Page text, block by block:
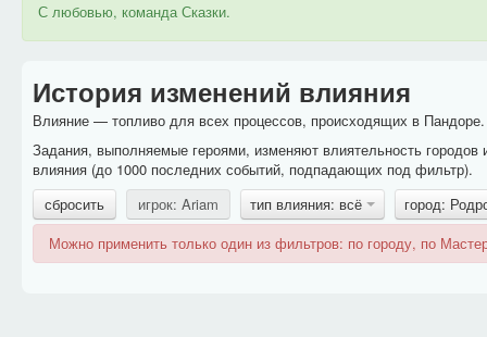
С любовью, команда Сказки.
История изменений влияния
Влияние — топливо для всех процессов, происходящих в
Задания, выполняемые героями, изменяют влиятельность
влияния (до 1000 последних событий, подпадающих под фильтр).
сбросить
игрок: Ariam тип влияния: всё
город:
Можно применить только один из фильтров: по городу, по